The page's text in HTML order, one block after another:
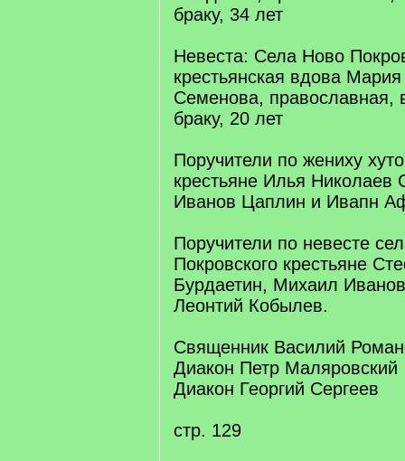
браку, 34 лет
Невеста: Села Ново
крестьянская вдова
Семенова, православная,
браку, 20 лет
Поручители по жениху
крестьяне Илья
Иванов Цаплин и Ивапн
Поручители по невесте
Покровского крестьяне
Бурдаетин, Михаил
Леонтий Кобылев.
Священник Василий
Диакон Петр Маляровский
Диакон Георгий Сергеев
стр. 129